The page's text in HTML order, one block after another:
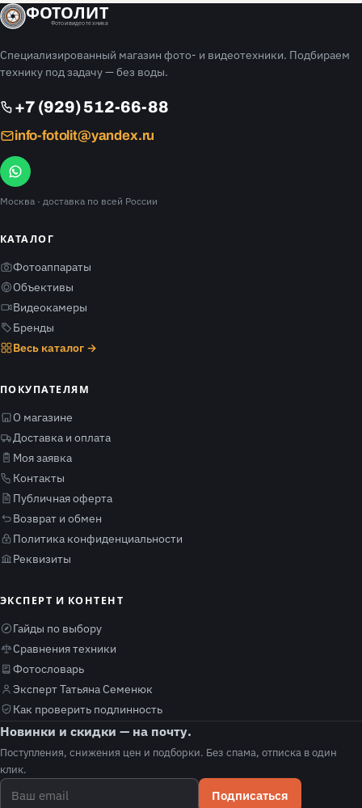
ФОТОЛИТ
Фото и видео техника
Специализированный магазин фото- и видеотехники. Подбираем
технику под задачу — без воды.
+7 (929) 512-66-88
info-fotolit@yandex.ru
Москва · доставка по всей России
КАТАЛОГ
Фотоаппараты
Объективы
Видеокамеры
Бренды
Весь каталог →
ПОКУПАТЕЛЯМ
О магазине
Доставка и оплата
Моя заявка
Контакты
Публичная оферта
Возврат и обмен
Политика конфиденциальности
Реквизиты
ЭКСПЕРТ И КОНТЕНТ
Гайды по выбору
Сравнения техники
Фотословарь
Эксперт Татьяна Семенюк
Как проверить подлинность
Новинки и скидки — на почту.
Поступления, снижения цен и подборки. Без спама, отписка в один
клик.
Подписаться